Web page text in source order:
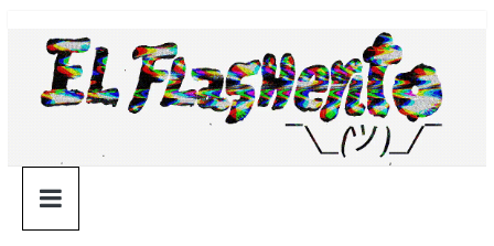
contenido
¯\_(ツ)_/
¯